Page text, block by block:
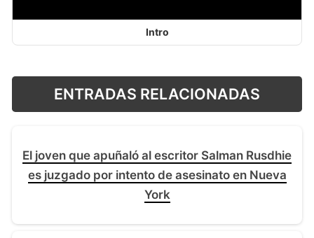
Intro
ENTRADAS RELACIONADAS
El joven que apuñaló al escritor Salman Rusdhie
es juzgado por intento de asesinato en Nueva
York